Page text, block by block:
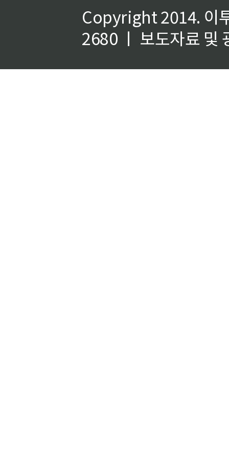
Copyright 2014. 이
2680 ㅣ 보도자료